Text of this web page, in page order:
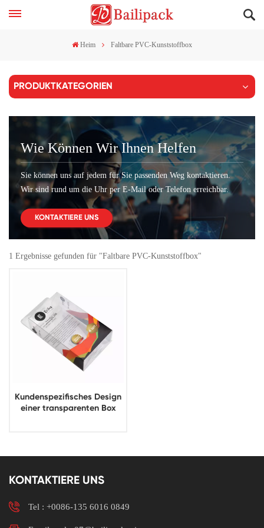
Heim Faltbare PVC-Kunststoffbox
PRODUKTKATEGORIEN
Wie Können Wir Ihnen Helfen
Sie können uns auf jedem für Sie passenden Weg kontaktieren.
Wir sind rund um die Uhr per E-Mail oder Telefon erreichbar.
KONTAKTIERE UNS
1 Ergebnisse gefunden für "Faltbare PVC-Kunststoffbox"
Kundenspezifisches Design
einer transparenten Box
KONTAKTIERE UNS
Tel : +0086-135 6016 0849